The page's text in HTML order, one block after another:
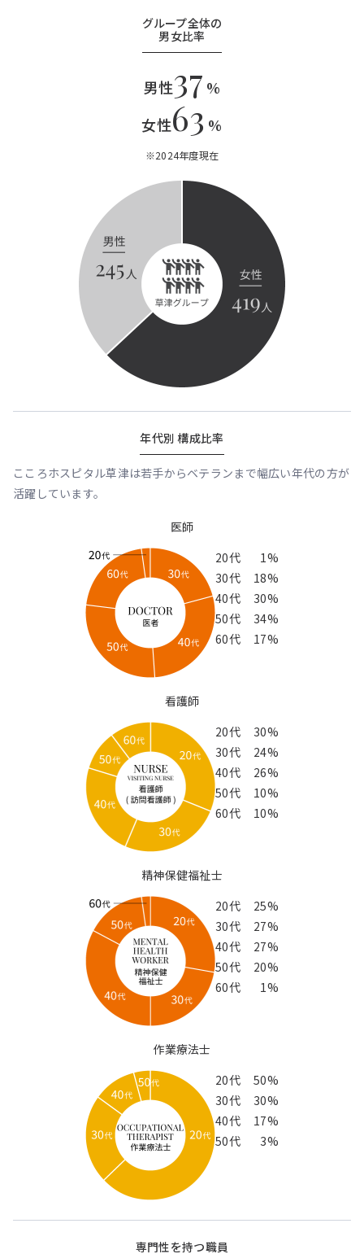
グループ全体の
男女比率
男性37 %
女性63 %
※2024年度現在
年代別 構成比率
こころホスピタル草津は若手からベテランまで幅広い年代の方が
活躍しています。
医師
20代
1%
30代
18%
40代
30%
50代
34%
60代
17%
看護師
20代
30%
30代
24%
40代
26%
50代
10%
60代
10%
精神保健福祉士
20代
25%
30代
27%
40代
27%
50代
20%
60代
1%
作業療法士
20代
50%
30代
30%
40代
17%
50代
3%
専門性を持つ職員